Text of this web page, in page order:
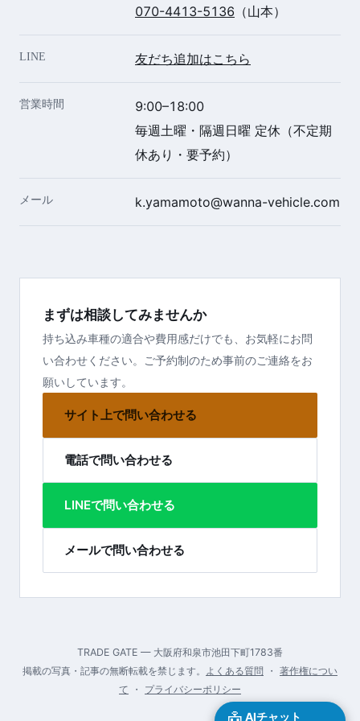
070-4413-5136 （山本）
LINE 友だち追加はこちら
営業時間
9:00–18:00
毎週土曜・隔週日曜 定休（不定期
休あり・要予約）
メール k.yamamoto@wanna-vehicle.com
まずは相談してみませんか
持ち込み車種の適合や費用感だけでも、お気軽にお問
い合わせください。ご予約制のため事前のご連絡をお
願いしています。
サイト上で問い合わせる
電話で問い合わせる
LINEで問い合わせる
メールで問い合わせる
TRADE GATE — 大阪府和泉市池田下町1783番
掲載の写真・記事の無断転載を禁じます。 よくある質問 ・ 著作権につい
て ・ プライバシーポリシー
AIチャット